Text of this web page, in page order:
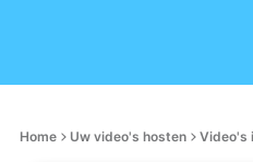
Home Uw video's hosten Video's